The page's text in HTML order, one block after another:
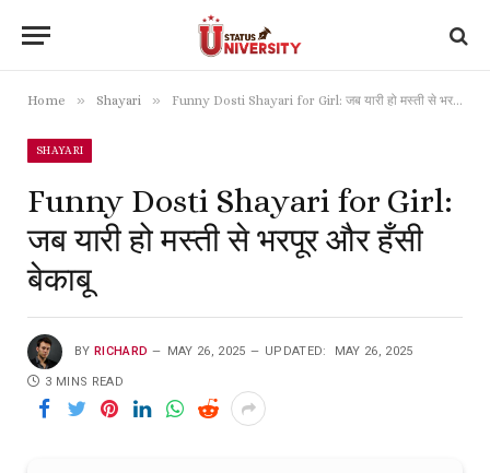
Home » Shayari » Funny Dosti Shayari for Girl: जब यारी हो मस्ती से भरपूर और हँसी बेकाबू
SHAYARI
Funny Dosti Shayari for Girl:
जब यारी हो मस्ती से भरपूर और हँसी
बेकाबू
BY RICHARD MAY 26, 2025 UPDATED: MAY 26, 2025
3 MINS READ